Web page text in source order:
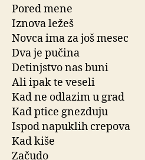
Pored mene
Iznova ležeš
Novca ima za još mesec
Dva je pučina
Detinjstvo nas buni
Ali ipak te veseli
Kad ne odlazim u grad
Kad ptice gnezduju
Ispod napuklih crepova
Kad kiše
Začudo